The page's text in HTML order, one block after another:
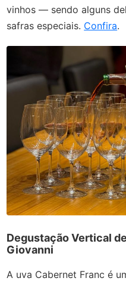
vinhos — sendo alguns
safras especiais. Confira.
Degustação Vertical
Giovanni
A uva Cabernet Franc é